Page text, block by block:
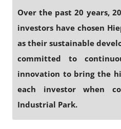
Over the past 20 years,
investors have chosen
as their sustainable
committed to
innovation to bring the
each investor when
Industrial Park.